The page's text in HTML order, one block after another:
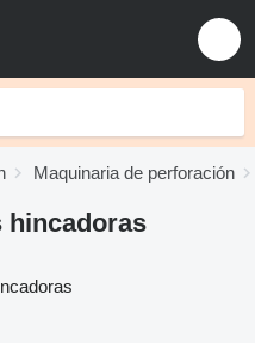
Maquinaria de perforación
hincadoras